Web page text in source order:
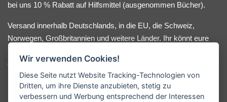
bei uns 10 % Rabatt auf Hilfsmittel (ausgenommen Bücher).
Versand innerhalb Deutschlands, in die EU, die Schweiz,
Norwegen, Großbritannien und weitere Länder. Ihr könnt eure
Yoga-Hilfsmittel bequem online bestellen oder nach Absprache
direkt bei uns im Lager abholen. Bei Fragen oder
Beratungswunsch meldet euch gerne.
Wir verwenden Cookies!
Diese Seite nutzt Website Tracking-Technologien von
Dritten, um ihre Dienste anzubieten, stetig zu
verbessern und Werbung entsprechend der Interessen